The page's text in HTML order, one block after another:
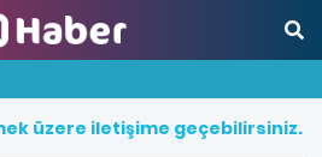
ek üzere iletişime geçebilirsiniz.